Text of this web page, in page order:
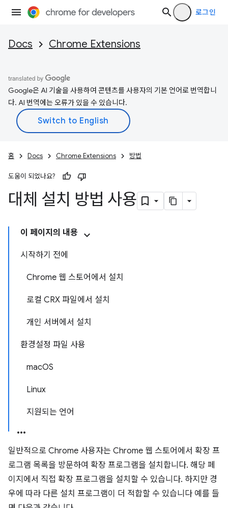
로그인
Docs Chrome Extensions
Google은 AI 기술을 사용하여 콘텐츠를 사용자의 기본 언어로 번역합니
다. AI 번역에는 오류가 있을 수 있습니다.
홈 Docs Chrome Extensions 방법
도움이 되었나요?
대체 설치 방법 사용
이 페이지의 내용
시작하기 전에
Chrome 웹 스토어에서 설치
로컬 CRX 파일에서 설치
개인 서버에서 설치
환경설정 파일 사용
macOS
Linux
지원되는 언어
일반적으로 Chrome 사용자는 Chrome 웹 스토어에서 확장 프
로그램 목록을 방문하여 확장 프로그램을 설치합니다. 해당 페
이지에서 직접 확장 프로그램을 설치할 수 있습니다. 하지만 경
우에 따라 다른 설치 프로그램이 더 적합할 수 있습니다 예를 들